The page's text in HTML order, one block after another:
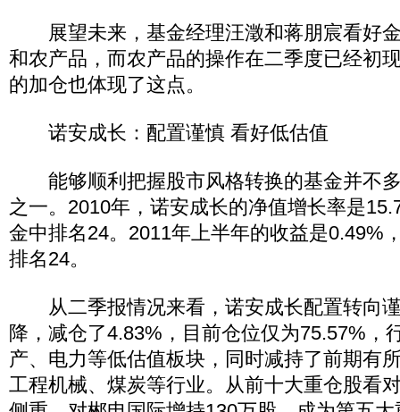
展望未来，基金经理汪澂和蒋朋宸看好
和农产品，而农产品的操作在二季度已经初
的加仓也体现了这点。
诺安成长：配置谨慎 看好低估值
能够顺利把握股市风格转换的基金并不
之一。2010年，诺安成长的净值增长率是
金中排名24。2011年上半年的收益是0.49%
排名24。
从二季报情况来看，诺安成长配置转向
降，减仓了4.83%，目前仓位仅为75.57%，
产、电力等低估值板块，同时减持了前期有
工程机械、煤炭等行业。从前十大重仓股看